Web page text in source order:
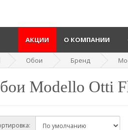
О КОМПАНИИ
АКЦИИ
Обои Бренд
Modello Otti